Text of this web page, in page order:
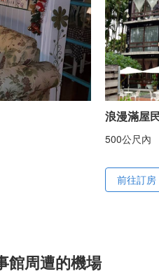
浪漫滿屋
500公尺內
前往訂房
館周遭的機場